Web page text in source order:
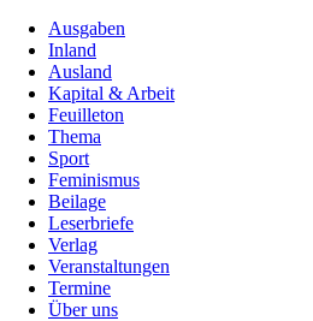
Ausgaben
Inland
Ausland
Kapital & Arbeit
Feuilleton
Thema
Sport
Feminismus
Beilage
Leserbriefe
Verlag
Veranstaltungen
Termine
Über uns